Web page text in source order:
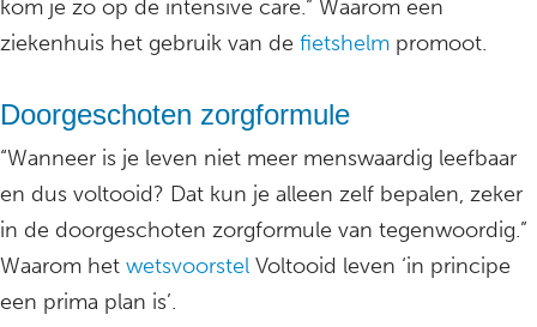
kom je zo op de intensive care.” Waarom een
ziekenhuis het gebruik van de fietshelm promoot.
Doorgeschoten zorgformule
“Wanneer is je leven niet meer menswaardig leefbaar
en dus voltooid? Dat kun je alleen zelf bepalen, zeker
in de doorgeschoten zorgformule van tegenwoordig.”
Waarom het wetsvoorstel Voltooid leven ‘in principe
een prima plan is’.